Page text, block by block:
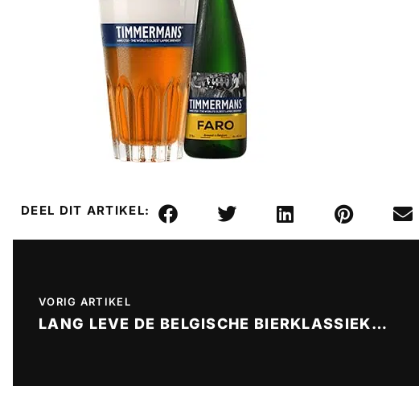
DEEL DIT ARTIKEL:
VORIG ARTIKEL
LANG LEVE DE BELGISCHE BIERKLASSIEKERS